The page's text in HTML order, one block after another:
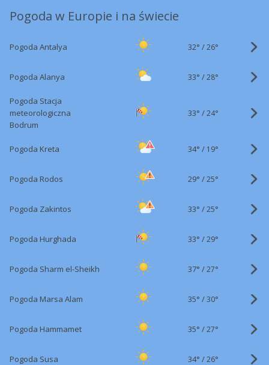
Pogoda w Europie i na świecie
Pogoda Antalya 32° /26°
Pogoda Alanya 33° /28°
Pogoda Stacja
meteorologiczna
Bodrum
33° /24°
Pogoda Kreta 34° / 19°
Pogoda Rodos 29° /25°
Pogoda Zakintos 33° /25°
Pogoda Hurghada 33° /29°
Pogoda Sharm el-Sheikh 37° /27°
Pogoda Marsa Alam 35° /30°
Pogoda Hammamet 35° /27°
Pogoda Susa 34° /26°